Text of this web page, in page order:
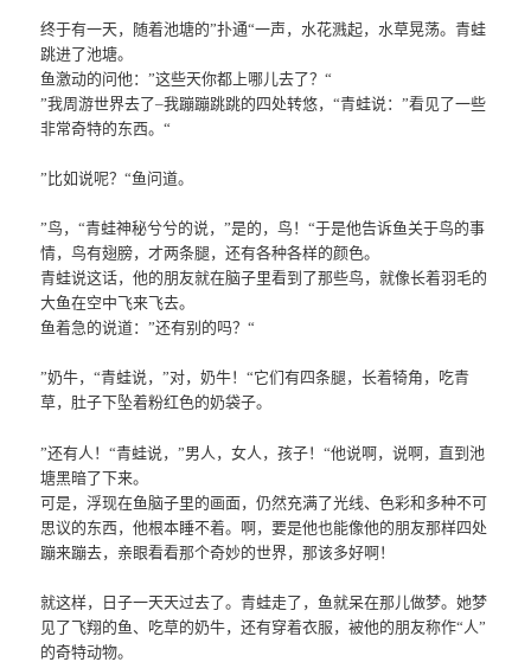
终于有一天，随着池塘的”扑通“一声，水花溅起，水草晃荡。青蛙
跳进了池塘。
鱼激动的问他：”这些天你都上哪儿去了？“
”我周游世界去了–我蹦蹦跳跳的四处转悠，“青蛙说：”看见了一些
非常奇特的东西。“
”比如说呢？“鱼问道。
”鸟，“青蛙神秘兮兮的说，”是的，鸟！“于是他告诉鱼关于鸟的事
情，鸟有翅膀，才两条腿，还有各种各样的颜色。
青蛙说这话，他的朋友就在脑子里看到了那些鸟，就像长着羽毛的
大鱼在空中飞来飞去。
鱼着急的说道：”还有别的吗？“
”奶牛，“青蛙说，”对，奶牛！“它们有四条腿，长着犄角，吃青
草，肚子下坠着粉红色的奶袋子。
”还有人！“青蛙说，”男人，女人，孩子！“他说啊，说啊，直到池
塘黑暗了下来。
可是，浮现在鱼脑子里的画面，仍然充满了光线、色彩和多种不可
思议的东西，他根本睡不着。啊，要是他也能像他的朋友那样四处
蹦来蹦去，亲眼看看那个奇妙的世界，那该多好啊！
就这样，日子一天天过去了。青蛙走了，鱼就呆在那儿做梦。她梦
见了飞翔的鱼、吃草的奶牛，还有穿着衣服，被他的朋友称作“人”
的奇特动物。